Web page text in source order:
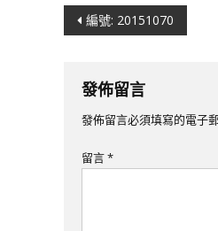
文
導
覽
編號: 20151070
發佈留言
發佈留言必須填寫的電子
留言*